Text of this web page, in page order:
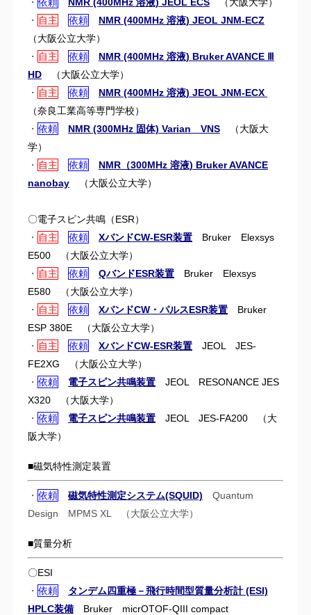
・ 依頼 NMR (400MHz 溶液) JEOL ECS
（大阪大学）
・ 自主 依頼
NMR (400MHz 溶液) JEOL JNM-ECZ
（大阪公立大学）
・ 自主 依頼 NMR (400MHz 溶液) BrukerAVANCE Ⅲ
HD
（大阪公立大学）
・ 自主 依頼
NMR (400MHz 溶液) JEOL JNM-ECX
（奈良工業高等専門学校）
・ 依頼 NMR (300MHz 固体) Varian VNS
（大阪大
学）
・ 自主 依頼
NMR（300MHz 溶液) Bruker AVANCE
nanobay
（大阪公立大学）
〇電子スピン共鳴（ESR）
・ 自主 依頼 XバンドCW-ESR装置
Bruker Elexsys
E500
（大阪公立大学）
・ 自主 依頼 QバンドESR装置
Bruker Elexsys
E580
（大阪公立大学）
・ 自主 依頼 XバンドCW・パルスESR装置 Bruker
ESP 380E
（大阪公立大学）
・ 自主 依頼 XバンドCW-ESR装置
JEOL JES-
FE2XG
（大阪公立大学）
・ 依頼 電子スピン共鳴装置
JEOL RESONANCE JES
X320
（大阪大学）
・ 依頼 電子スピン共鳴装置 JEOL JES-FA200
（大
阪大学）
■磁気特性測定装置
・ 依頼 磁気特性測定システム(SQUID) Quantum
Design MPMS XL （大阪公立大学）
■質量分析
〇ESI
・ 依頼
タンデム四重極－飛行時間型質量分析計 (ESI)
HPLC装備
Bruker micrOTOF-QIII compact